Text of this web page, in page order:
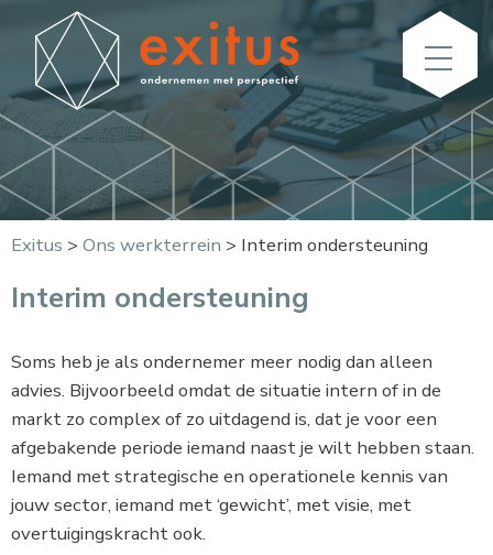
Exitus > Ons werkterrein > Interim ondersteuning
Interim ondersteuning
Soms heb je als ondernemer meer nodig dan alleen
advies. Bijvoorbeeld omdat de situatie intern of in de
markt zo complex of zo uitdagend is, dat je voor een
afgebakende periode iemand naast je wilt hebben staan.
Iemand met strategische en operationele kennis van
jouw sector, iemand met ‘gewicht’, met visie, met
overtuigingskracht ook.